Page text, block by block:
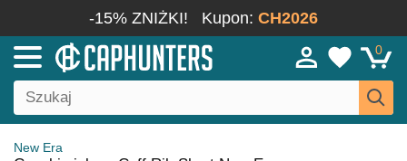
-15% ZNIŻKI! Kupon: CH2026
0
New Era